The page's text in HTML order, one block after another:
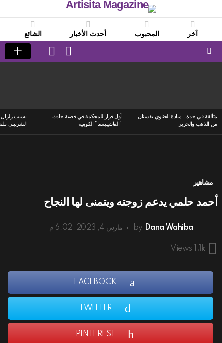
آخر المحبوب أحدث الأخبار الشائع
SWITCH
SKIN
LOGIN
متألقة في جدة.. ميادة الحناوي بفستان
من الذهب والحرير
أول قرار للمحكمة في قضية حادث
“الفاشينيستا” الكويتية
بسبب زلزال
الشربيني
مشاهير
أحمد حلمي يدعم زوجته ويتمنى لها النجاح
by Dana Wahiba مارس 4, 2023, 6:02 م
1.1k
Views
FACEBOOK
TWITTER
PINTEREST